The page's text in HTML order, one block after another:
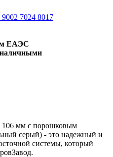
9002 7024 8017
ЕАЭС
наличными
106 мм с порошковым
серый) - это надежный и
системы, который